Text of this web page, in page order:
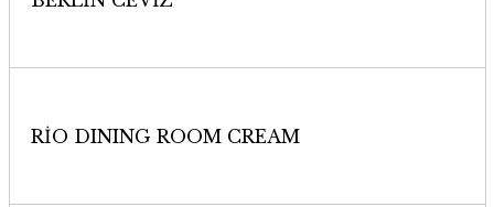
RİO DINING ROOM CREAM